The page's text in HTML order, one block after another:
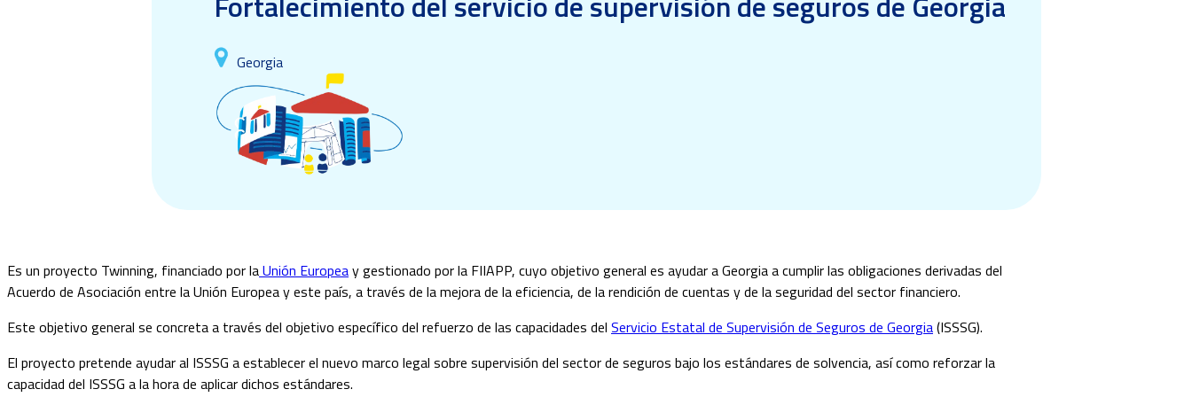
Georgia
Es un proyecto Twinning, financiado por laUnión Europeay gestionado por la FIIAPP, cuyo objetivo general es ayudar a Georgia a cumplir las obligaciones derivadas del
Acuerdo de Asociación entre la Unión Europea y este país, a través de la mejora de la eficiencia, de la rendición de cuentas y de la seguridad del sector financiero.
Este objetivo general se concreta a través del objetivo específico del refuerzo de las capacidades del Servicio Estatal de Supervisión de Seguros de Georgia(ISSSG).
El proyecto pretende ayudar al ISSSG a establecer el nuevo marco legal sobre supervisión del sector de seguros bajo los estándares de solvencia, así como reforzar la
capacidad del ISSSG a la hora de aplicar dichos estándares.